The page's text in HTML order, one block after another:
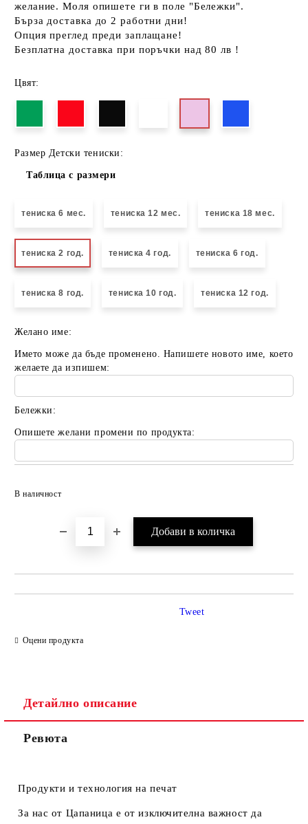
желание. Моля опишете ги в поле "Бележки".
Бърза доставка до 2 работни дни!
Опция преглед преди заплащане!
Безплатна доставка при поръчки над 80 лв !
Цвят:
Размер Детски тениски:
Таблица с размери
тениска 6 мес. тениска 12 мес. тениска 18 мес.
тениска 2 год. тениска 4 год. тениска 6 год.
тениска 8 год. тениска 10 год. тениска 12 год.
Желано име:
Името може да бъде променено. Напишете новото име, което
желаете да изпишем:
Бележки:
Опишете желани промени по продукта:
В наличност
Оцени продукта
Tweet
Детайлно описание
Ревюта
Продукти и технология на печат
За нас от Цапаница е от изключителна важност да